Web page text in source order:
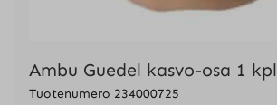
Ambu Guedel kasvo-osa 1 kpl
Tuotenumero 234000725